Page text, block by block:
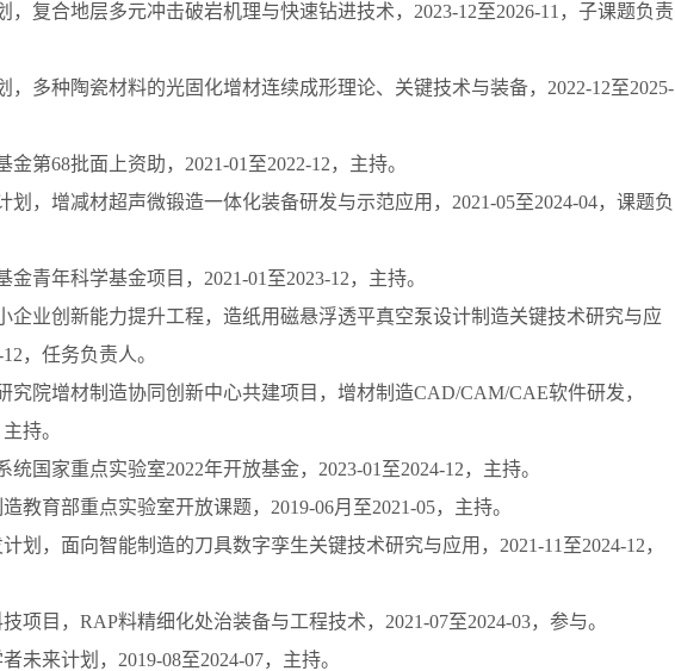
，复合地层多元冲击破岩机理与快速钻进技术， 2023-12至2026-11 ，子课题负责
，多种陶瓷材料的光固化增材连续成形理论、关键技术与装备， 2022-12至2025-
金第68批面上资助， 2021-01 至2022-12，主持。
划，增减材超声微锻造一体化装备研发与示范应用， 2021-05至2024-04，课题负
金青年科学基金项目， 2021-01 至2023-12，主持。
企业创新能力提升工程，造纸用磁悬浮透平真空泵设计制造关键技术研究与应
，任务负责人。
究院增材制造协同创新中心共建项目，增材制造CAD/CAM/CAE软件研发，
持。
统国家重点实验室2022年开放基金， 2023-01 至2024-12，主持。
教育部重点实验室开放课题， 2019-06月至2021-05，主持。
划，面向智能制造的刀具数字孪生关键技术研究与应用， 2021-11 至2024-12，
项目， RAP料精细化处治装备与工程技术， 2021-07至2024-03，参与。
未来计划，2019-08至2024-07，主持。